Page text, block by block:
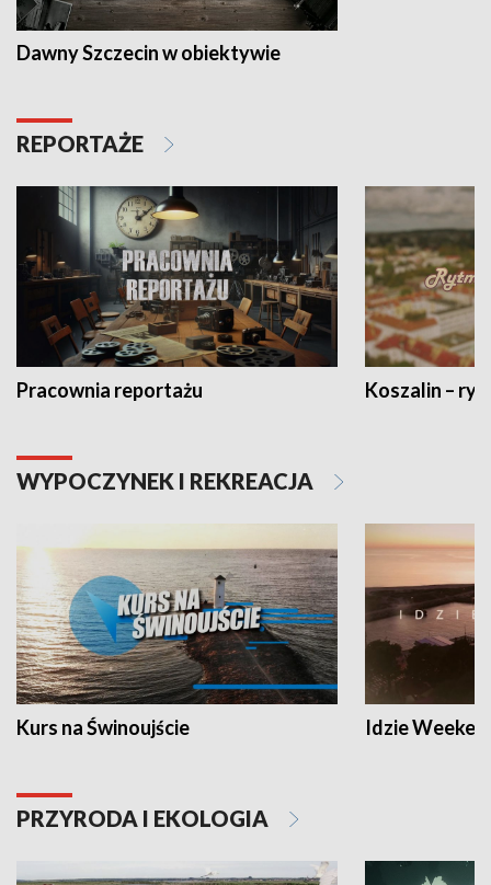
Dawny Szczecin w obiektywie
REPORTAŻE
Pracownia reportażu Koszalin –
WYPOCZYNEK I REKREACJA
Kurs na Świnoujście Idzie
PRZYRODA I EKOLOGIA